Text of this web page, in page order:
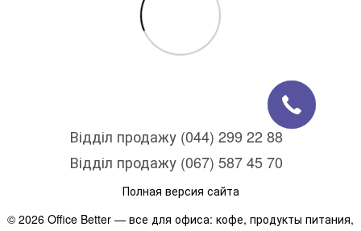
Відділ продажу (044) 299 22 88
Відділ продажу (067) 587 45 70
Полная версия сайта
© 2026 Office Better — все для офиса: кофе, продукты питания,